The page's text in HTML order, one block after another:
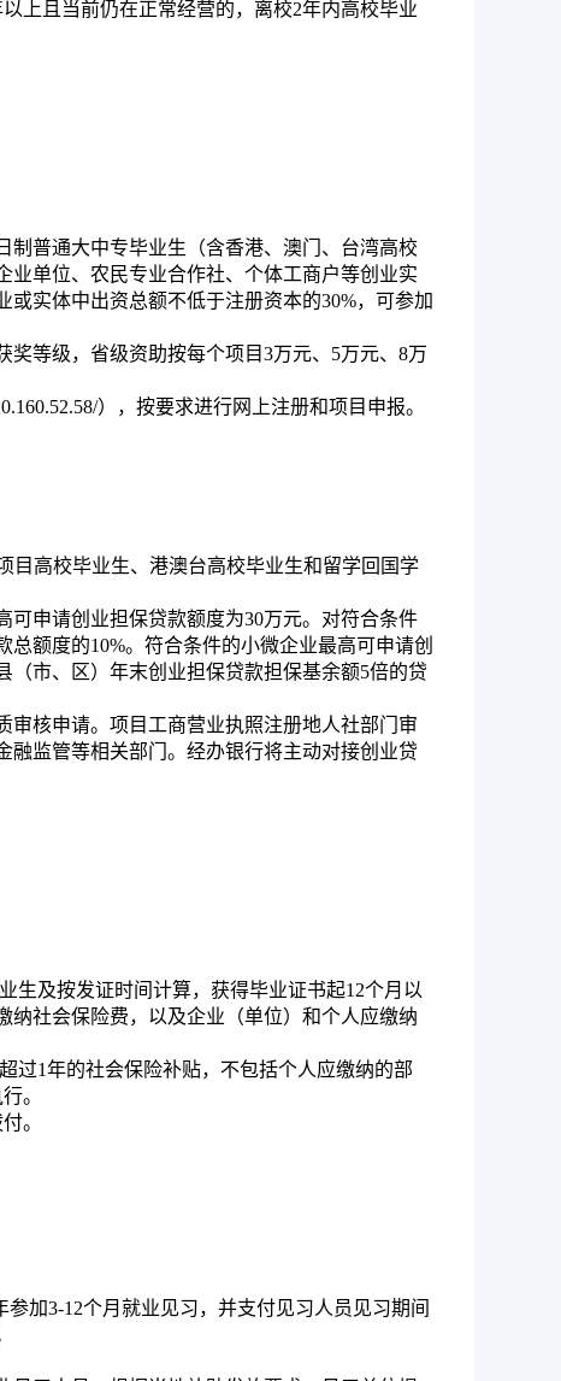
上且当前仍在正常经营的，离校2年内高校毕业
制普通大中专毕业生（含香港、澳门、台湾高校
单位、农民专业合作社、个体工商户等创业实
实体中出资总额不低于注册资本的30%，可参加
等级，省级资助按每个项目3万元、5万元、8万
），按要求进行网上注册和项目申报。
目高校毕业生、港澳台高校毕业生和留学回国学
申请创业担保贷款额度为30万元。对符合条件
额度的10%。符合条件的小微企业最高可申请创
（市、区）年末创业担保贷款担保基余额5倍的贷
审核申请。项目工商营业执照注册地人社部门审
监管等相关部门。经办银行将主动对接创业贷
生及按发证时间计算，获得毕业证书起12个月以
社会保险费，以及企业（单位）和个人应缴纳
过1年的社会保险补贴，不包括个人应缴纳的部
。
。
加3-12个月就业见习，并支付见习人员见习期间